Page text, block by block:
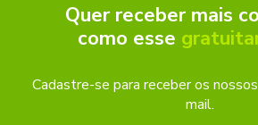
Quer receber mais
como esse
Cadastre-se para receber os
mail.